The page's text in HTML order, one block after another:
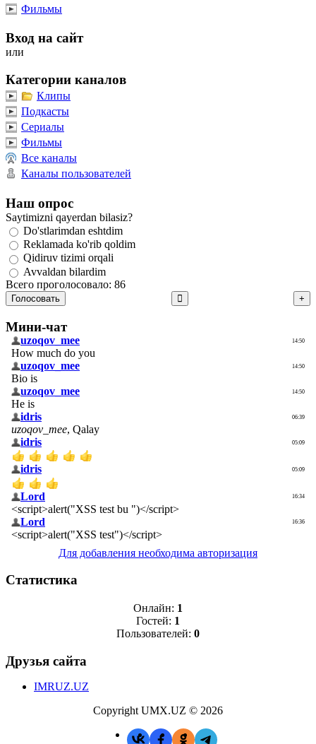
Фильмы
Вход на сайт
или
Категории каналов
Клипы
Подкасты
Сериалы
Фильмы
Все каналы
Каналы пользователей
Наш опрос
Saytimizni qayerdan bilasiz?
Do'stlarimdan eshtdim
Reklamada ko'rib qoldim
Qidiruv tizimi orqali
Avvaldan bilardim
Всего проголосовало: 86
Голосовать
Мини-чат
Для добавления необходима авторизация
Статистика
Онлайн: 1
Гостей: 1
Пользователей: 0
Друзья сайта
IMRUZ.UZ
Copyright UMX.UZ © 2026